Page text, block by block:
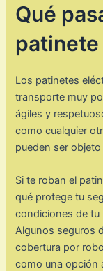
Qué
Los patinetes
transporte muy
ágiles y
como cualquier
pueden ser
Si te roban el
qué protege tu
condiciones de tu
Algunos seguros
cobertura por
como una opción